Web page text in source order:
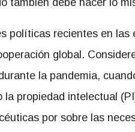
también debe hacer lo
políticas recientes en
global.
la pandemia,
propiedad intelectual
por sobre las